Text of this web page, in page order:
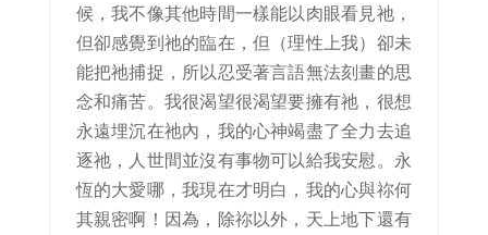
候，我不像其他時間一樣能以肉眼看見祂，
但卻感覺到祂的臨在，但（理性上我）卻未
能把祂捕捉，所以忍受著言語無法刻畫的思
念和痛苦。我很渴望很渴望要擁有祂，很想
永遠埋沉在祂內，我的心神竭盡了全力去追
逐祂，人世間並沒有事物可以給我安慰。永
恆的大愛哪，我現在才明白，我的心與祢何
其親密啊！因為，除祢以外，天上地下還有